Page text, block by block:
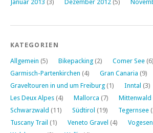
Januar 2013 (3) Dezember 2012 (5)
KATEGORIEN
Allgemein (5) Bikepacking (2) Comer See (6)
Garmisch-Partenkirchen (4) Gran Canaria (9)
Graveltouren in und um Freiburg (1) Inntal (3)
Les Deux Alpes (4) Mallorca (7) Mittenwald
Schwarzwald (11) Südtirol (19) Tegernsee
Tuscany Trail (1) Veneto Gravel (4) Vogesen